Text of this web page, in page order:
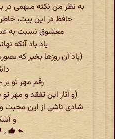
به نظر من نکته مبهمی در
حافظ در این بیت،
معشوق نسبت به
یاد باد آنکه
(یاد آن روزها بخیر که
رقم مهر تو بر
(و آثار این تفقد و مهر
شادی ناشی از این محبت
و
reply
thumb_up ۰